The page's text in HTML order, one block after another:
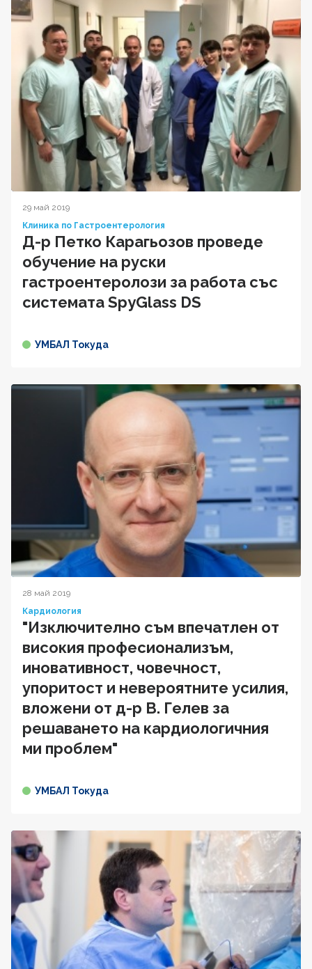
29 май 2019
Клиника по Гастроентерология
Д-р Петко Карагьозов проведе
обучение на руски
гастроентеролози за работа със
системата SpyGlass DS
УМБАЛ Токуда
28 май 2019
Кардиология
"Изключително съм впечатлен от
високия професионализъм,
иновативност, човечност,
упоритост и невероятните усилия,
вложени от д-р В. Гелев за
решаването на кардиологичния
ми проблем"
УМБАЛ Токуда